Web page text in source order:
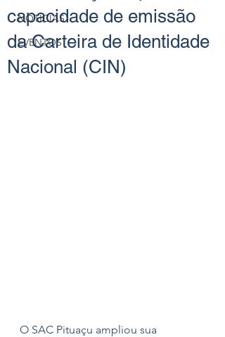
NOTÍCIAS
EVENTOS
capacidade de emissão
da Carteira de Identidade
Nacional (CIN)
O SAC Pituaçu ampliou sua